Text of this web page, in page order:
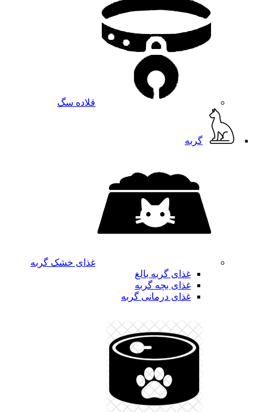
قلاده سگ
گربه
غذای خشک گربه
غذای گربه بالغ
غذای بچه گربه
غذای درمانی گربه